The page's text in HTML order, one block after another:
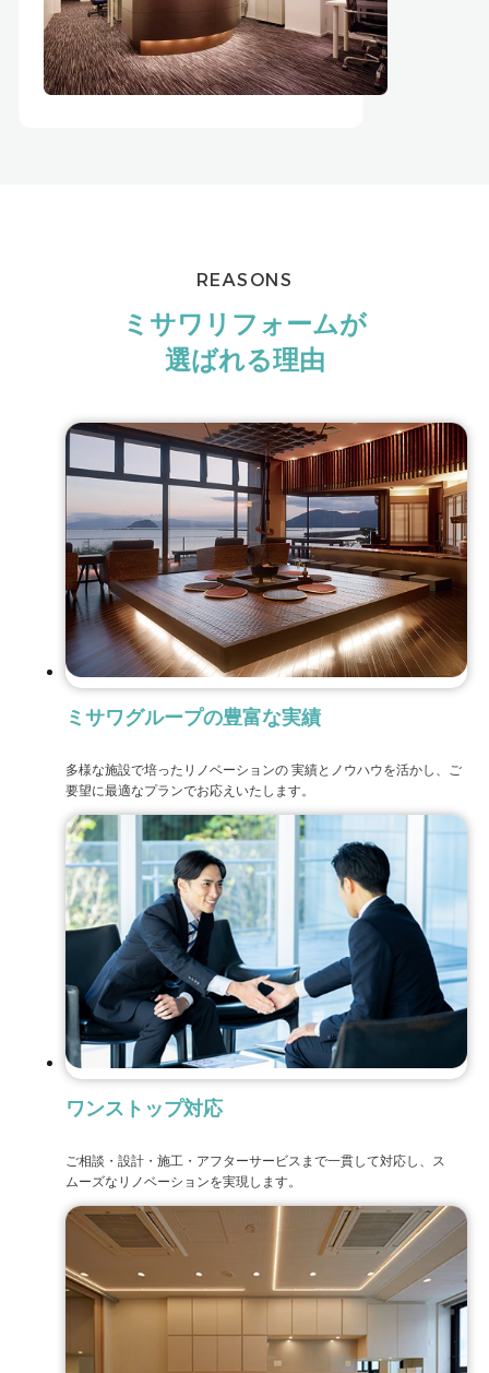
REASONS
ミサワリフォームが
選ばれる理由
ミサワグループの豊富な実績
多様な施設で培ったリノベーションの 実績とノウハウを活かし、ご
要望に最適なプランでお応えいたします。
ワンストップ対応
ご相談・設計・施工・アフターサービスまで一貫して対応し、ス
ムーズなリノベーションを実現します。